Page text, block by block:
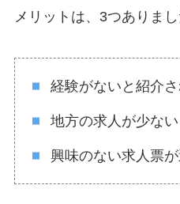
メリットは、3つありまし
経験がないと紹介
地方の求人が少ない
興味のない求人票